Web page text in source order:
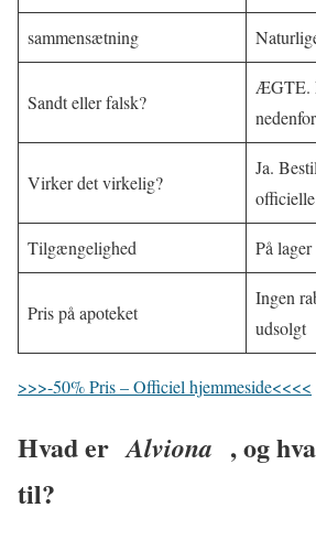
sammensætning
Sandt eller falsk?
ÆGTE.
nedenfor
Virker det virkelig?
Ja.
Tilgængelighed På lager
Pris på apoteket
Ingen
udsolgt
>>>-50% Pris – Officiel hjemmeside<<<<
Hvad erAlviona , og
til?